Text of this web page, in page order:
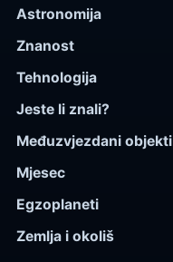
Astronomija
Znanost
Tehnologija
Jeste li znali?
Međuzvjezdani objekti
Mjesec
Egzoplaneti
Zemlja i okoliš